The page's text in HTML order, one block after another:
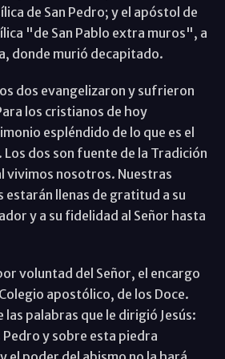
de San Pedro; y el apóstol de
"de San Pablo extra muros", a
donde murió decapitado.
dos evangelizaron y sufrieron
los cristianos de hoy
espléndido de lo que es el
dos son fuente de la Tradición
vivimos nosotros. Nuestras
estarán llenas de gratitud a su
y a su fidelidad al Señor hasta
voluntad del Señor, el encargo
apostólico, de los Doce.
las palabras que le dirigió Jesús:
y sobre esta piedra